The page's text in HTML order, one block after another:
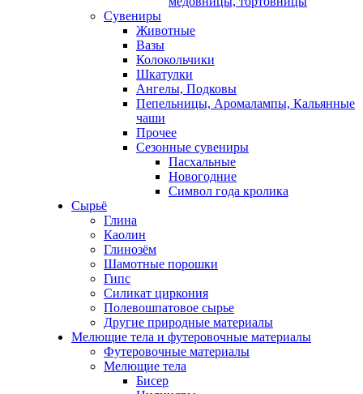
Сувениры
Животные
Вазы
Колокольчики
Шкатулки
Ангелы, Подковы
Пепельницы, Аромалампы, Кальянные
чаши
Прочее
Сезонные сувениры
Пасхальные
Новогодние
Символ года кролика
Сырьё
Глина
Каолин
Глинозём
Шамотные порошки
Гипс
Силикат циркония
Полевошпатовое сырье
Другие природные материалы
Мелющие тела и футеровочные материалы
Футеровочные материалы
Мелющие тела
Бисер